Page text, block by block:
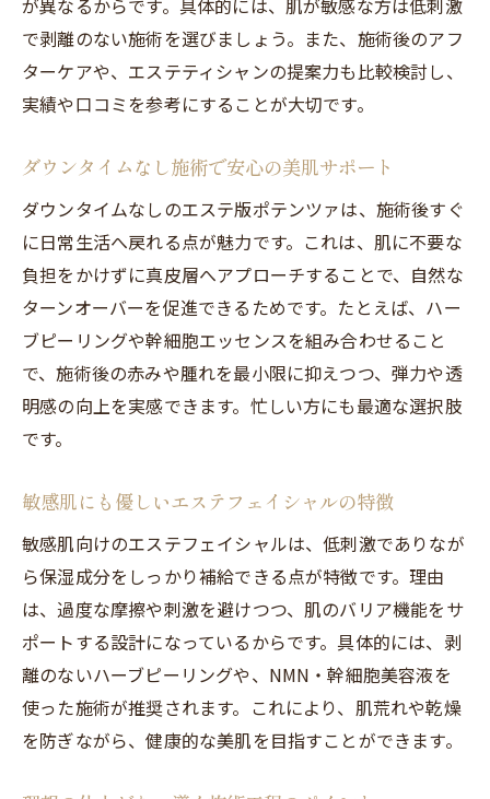
が異なるからです。具体的には、肌が敏感な方は低刺激
で剥離のない施術を選びましょう。また、施術後のアフ
ターケアや、エステティシャンの提案力も比較検討し、
実績や口コミを参考にすることが大切です。
ダウンタイムなし施術で安心の美肌サポート
ダウンタイムなしのエステ版ポテンツァは、施術後すぐ
に日常生活へ戻れる点が魅力です。これは、肌に不要な
負担をかけずに真皮層へアプローチすることで、自然な
ターンオーバーを促進できるためです。たとえば、ハー
ブピーリングや幹細胞エッセンスを組み合わせること
で、施術後の赤みや腫れを最小限に抑えつつ、弾力や透
明感の向上を実感できます。忙しい方にも最適な選択肢
です。
敏感肌にも優しいエステフェイシャルの特徴
敏感肌向けのエステフェイシャルは、低刺激でありなが
ら保湿成分をしっかり補給できる点が特徴です。理由
は、過度な摩擦や刺激を避けつつ、肌のバリア機能をサ
ポートする設計になっているからです。具体的には、剥
離のないハーブピーリングや、NMN・幹細胞美容液を
使った施術が推奨されます。これにより、肌荒れや乾燥
を防ぎながら、健康的な美肌を目指すことができます。